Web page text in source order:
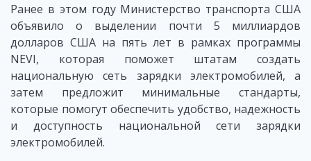
Ранее в этом году Министерство транспорта США
объявило о выделении почти 5 миллиардов
долларов США на пять лет в рамках программы
NEVI, которая поможет штатам создать
национальную сеть зарядки электромобилей, а
затем предложит минимальные стандарты,
которые помогут обеспечить удобство, надежность
и доступность национальной сети зарядки
электромобилей.